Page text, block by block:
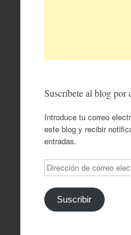
Suscríbete al blog por
Introduce tu correo
este blog y recibir
entradas.
Dirección
de
correo
electrónico
Suscribir